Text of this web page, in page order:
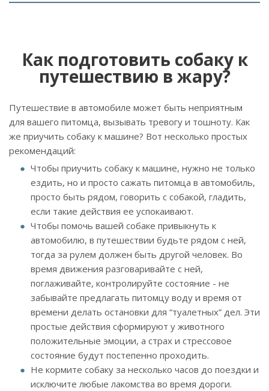
Как подготовить собаку к
путешествию в жару?
Путешествие в автомобиле может быть неприятным
для вашего питомца, вызывать тревогу и тошноту. Как
же приучить собаку к машине? Вот несколько простых
рекомендаций:
Чтобы приучить собаку к машине, нужно не только
ездить, но и просто сажать питомца в автомобиль,
просто быть рядом, говорить с собакой, гладить,
если такие действия ее успокаивают.
Чтобы помочь вашей собаке привыкнуть к
автомобилю, в путешествии будьте рядом с ней,
тогда за рулем должен быть другой человек. Во
время движения разговаривайте с ней,
поглаживайте, контролируйте состояние - не
забывайте предлагать питомцу воду и время от
времени делать остановки для “туалетных” дел. Эти
простые действия сформируют у животного
положительные эмоции, а страх и стрессовое
состояние будут постепенно проходить.
Не кормите собаку за несколько часов до поездки и
исключите любые лакомства во время дороги.